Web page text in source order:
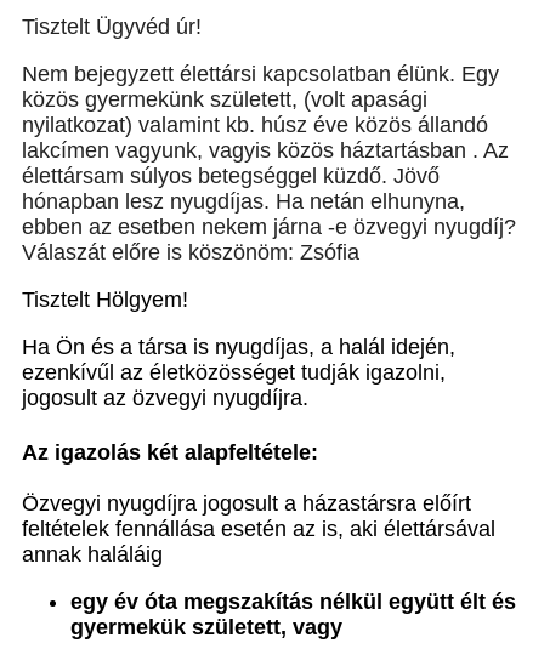
Tisztelt Ügyvéd úr!
Nem bejegyzett élettársi kapcsolatban élünk. Egy
közös gyermekünk született, (volt apasági
nyilatkozat) valamint kb. húsz éve közös állandó
lakcímen vagyunk, vagyis közös háztartásban . Az
élettársam súlyos betegséggel küzdő. Jövő
hónapban lesz nyugdíjas. Ha netán elhunyna,
ebben az esetben nekem járna -e özvegyi nyugdíj?
Válaszát előre is köszönöm: Zsófia
Tisztelt Hölgyem!
Ha Ön és a társa is nyugdíjas, a halál idején,
ezenkívűl az életközösséget tudják igazolni,
jogosult az özvegyi nyugdíjra.
Az igazolás két alapfeltétele:
Özvegyi nyugdíjra jogosult a házastársra előírt
feltételek fennállása esetén az is, aki élettársával
annak haláláig
egy év óta megszakítás nélkül együtt élt és
gyermekük született, vagy